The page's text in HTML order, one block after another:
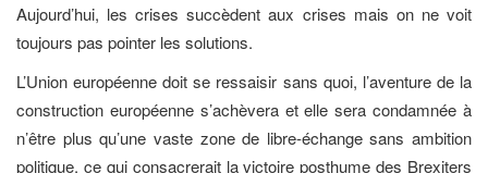
Aujourd’hui, les crises succèdent aux crises mais on ne voit
toujours pas pointer les solutions.
L’Union européenne doit se ressaisir sans quoi, l’aventure de la
construction européenne s’achèvera et elle sera condamnée à
n’être plus qu’une vaste zone de libre-échange sans ambition
politique, ce qui consacrerait la victoire posthume des Brexiters